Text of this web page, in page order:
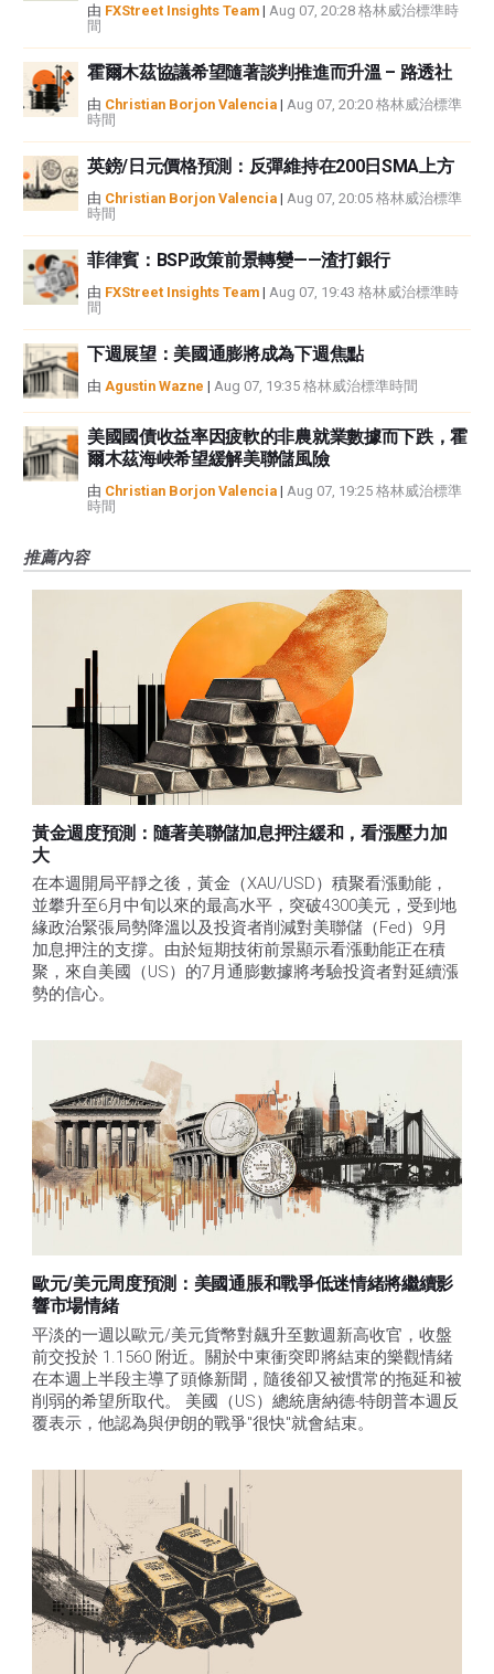
由 FXStreet Insights Team | Aug 07, 20:28 格林威治標準時
間
霍爾木茲協議希望隨著談判推進而升溫 – 路透社
由 Christian Borjon Valencia | Aug 07, 20:20 格林威治標準
時間
英鎊/日元價格預測：反彈維持在200日SMA上方
由 Christian Borjon Valencia | Aug 07, 20:05 格林威治標準
時間
菲律賓：BSP政策前景轉變——渣打銀行
由 FXStreet Insights Team | Aug 07, 19:43 格林威治標準時
間
下週展望：美國通膨將成為下週焦點
由 Agustin Wazne | Aug 07, 19:35 格林威治標準時間
美國國債收益率因疲軟的非農就業數據而下跌，霍
爾木茲海峽希望緩解美聯儲風險
由 Christian Borjon Valencia | Aug 07, 19:25 格林威治標準
時間
推薦內容
黃金週度預測：隨著美聯儲加息押注緩和，看漲壓力加
大
在本週開局平靜之後，黃金（XAU/USD）積聚看漲動能，
並攀升至6月中旬以來的最高水平，突破4300美元，受到地
緣政治緊張局勢降溫以及投資者削減對美聯儲（Fed）9月
加息押注的支撐。由於短期技術前景顯示看漲動能正在積
聚，來自美國（US）的7月通膨數據將考驗投資者對延續漲
勢的信心。
歐元/美元周度預測：美國通脹和戰爭低迷情緒將繼續影
響市場情緒
平淡的一週以歐元/美元貨幣對飆升至數週新高收官，收盤
前交投於 1.1560 附近。關於中東衝突即將結束的樂觀情緒
在本週上半段主導了頭條新聞，隨後卻又被慣常的拖延和被
削弱的希望所取代。 美國（US）總統唐納德-特朗普本週反
覆表示，他認為與伊朗的戰爭"很快"就會結束。